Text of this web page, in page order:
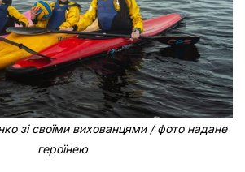
зі своїми вихованцями / фото надане
героїнею